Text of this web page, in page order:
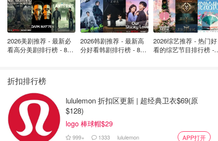
图片来自于@Francesco Ungaro/pixabay，版权属于原作者
如果你喜欢我们的文章记得点击♥喜欢+⭐收藏+和📣分享
哦，也可以加小编服务号（FRloveDealmoon）了解更多法
国优质折扣和攻略内容~
2026美剧推荐 - 最新必
看高分美剧排行榜 - 8月
2026韩剧推荐 - 最新高
分好看韩剧排行榜 - 8月
2026综艺推荐 - 热门好
看的综艺节目排行榜 -
折扣排行榜
lululemon 折扣区更新 | 超经典卫衣$69(原
$128)
logo 棒球帽$29
999+ 1333 lululemon APP打开